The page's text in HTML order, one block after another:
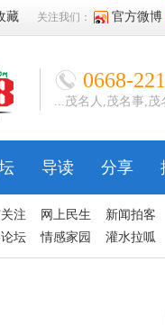
藏 关注我们： 官方微博
0668-
...茂名人,茂名事,茂
导读 分享
注 网上民生
新闻拍客
坛
情感家园 灌水拉呱